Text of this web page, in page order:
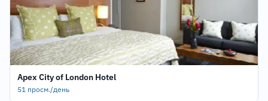
Apex City of London Hotel
51 просм./день